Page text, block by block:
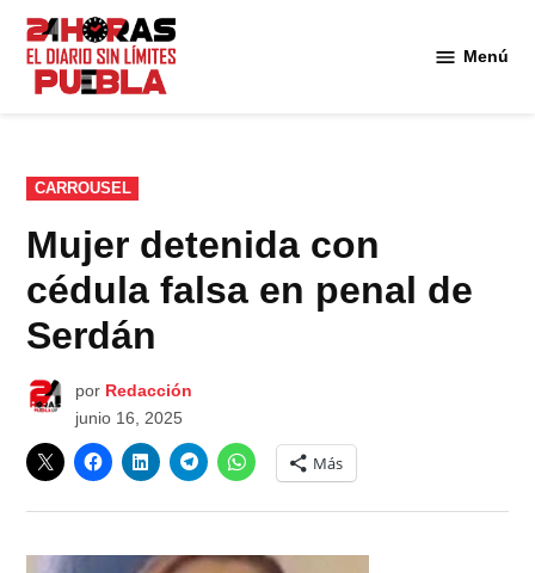
Saltar
contenido
Menú
PUBLICADO
EN
CARROUSEL
Mujer detenida con
cédula falsa en penal de
Serdán
por Redacción
junio 16, 2025
Más